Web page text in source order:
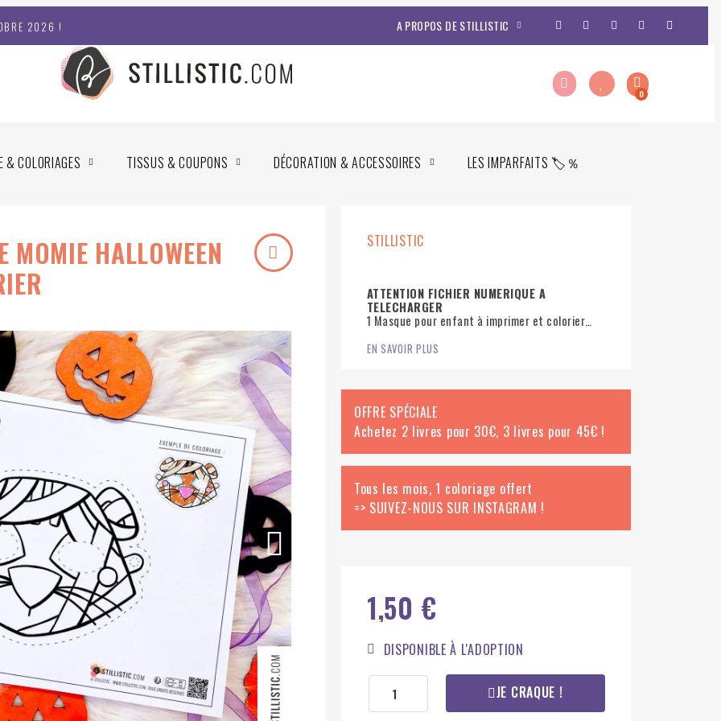
2026 ! A PROPOS DE STILLISTIC
& COLORIAGES TISSUS & COUPONS DÉCORATION & ACCESSOIRES LES IMPARFAITS 🏷️％
MOMIE HALLOWEEN
STILLISTIC
ATTENTION FICHIER NUMERIQUE A
TELECHARGER
1 Masque pour enfant à imprimer et colorier
Halloween
EN SAVOIR PLUS
OFFRE SPÉCIALE
Achetez 2 livres pour 30€, 3 livres pour 45€ !
Tous les mois, 1 coloriage offert
=> SUIVEZ-NOUS SUR INSTAGRAM !
1,50 €
DISPONIBLE À L'ADOPTION
JE CRAQUE !